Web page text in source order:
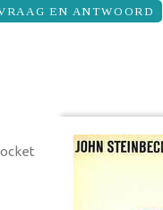
EN ANTWOORD